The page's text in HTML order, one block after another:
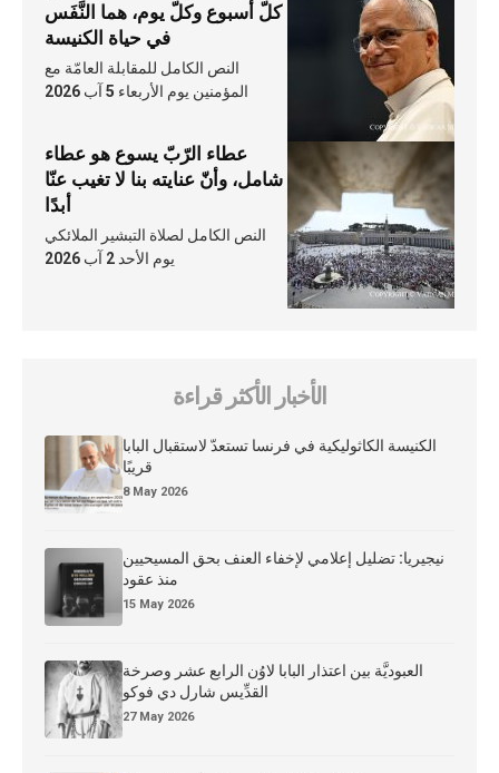
كلّ أسبوع وكلّ يوم، هما النَّفَس
في حياة الكنيسة
النص الكامل للمقابلة العامّة مع
المؤمنين يوم الأربعاء 5 آب 2026
عطاء الرّبّ يسوع هو عطاء
شامل، وأنّ عنايته بنا لا تغيب عنّا
أبدًا
النص الكامل لصلاة التبشير الملائكي
يوم الأحد 2 آب 2026
الأخبار الأكثر قراءة
الكنيسة الكاثوليكية في فرنسا تستعدّ لاستقبال البابا
قريبًا
8 May 2026
نيجيريا: تضليل إعلامي لإخفاء العنف بحق المسيحيين
منذ عقود
15 May 2026
العبوديَّة بين اعتذار البابا لاوُن الرابع عشر وصرخة
القدِّيس شارل دي فوكو
27 May 2026